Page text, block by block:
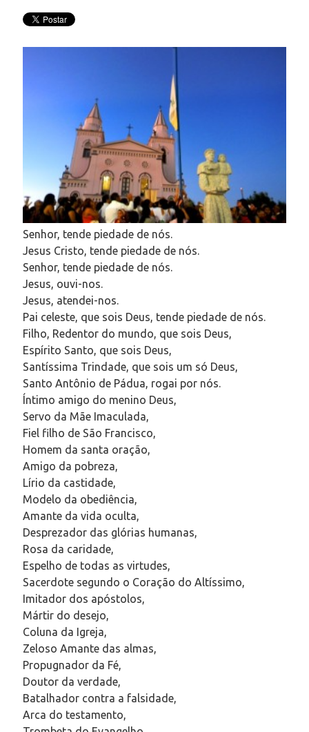
Senhor, tende piedade de nós.
Jesus Cristo, tende piedade de nós.
Senhor, tende piedade de nós.
Jesus, ouvi-nos.
Jesus, atendei-nos.
Pai celeste, que sois Deus, tende piedade de nós.
Filho, Redentor do mundo, que sois Deus,
Espírito Santo, que sois Deus,
Santíssima Trindade, que sois um só Deus,
Santo Antônio de Pádua, rogai por nós.
Íntimo amigo do menino Deus,
Servo da Mãe Imaculada,
Fiel filho de São Francisco,
Homem da santa oração,
Amigo da pobreza,
Lírio da castidade,
Modelo da obediência,
Amante da vida oculta,
Desprezador das glórias humanas,
Rosa da caridade,
Espelho de todas as virtudes,
Sacerdote segundo o Coração do Altíssimo,
Imitador dos apóstolos,
Mártir do desejo,
Coluna da Igreja,
Zeloso Amante das almas,
Propugnador da Fé,
Doutor da verdade,
Batalhador contra a falsidade,
Arca do testamento,